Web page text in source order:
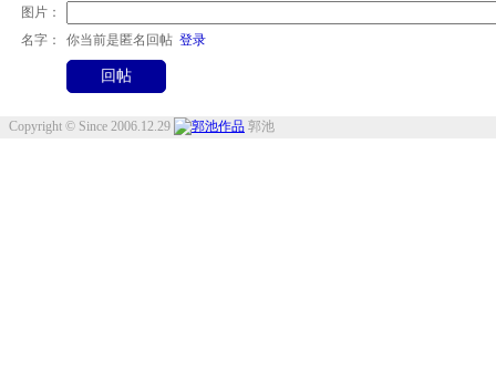
图片：
名字：
你当前是匿名回帖 登录
Copyright © Since 2006.12.29 郭池